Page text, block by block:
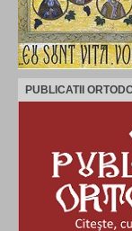
PUBLICATII